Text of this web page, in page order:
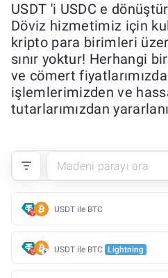
USDT 'i USDC e
Döviz hizmetimiz için
kripto para birimleri
sınır yoktur! Herhangi
ve cömert
işlemlerimizden ve
tutarlarımızdan
USDT ile BTC
USDT ile BTC Lightning